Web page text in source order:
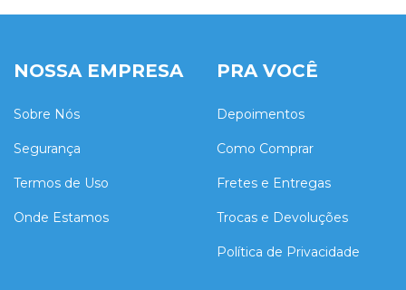
NOSSA EMPRESA
Sobre Nós
Segurança
Termos de Uso
Onde Estamos
PRA VOCÊ
Depoimentos
Como Comprar
Fretes e Entregas
Trocas e Devoluções
Política de Privacidade